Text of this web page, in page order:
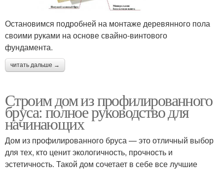
Остановимся подробней на монтаже деревянного пола
своими руками на основе свайно-винтового
фундамента.
читать дальше →
Строим дом из профилированного
бруса: полное руководство для
начинающих
Дом из профилированного бруса — это отличный выбор
для тех, кто ценит экологичность, прочность и
эстетичность. Такой дом сочетает в себе все лучшие